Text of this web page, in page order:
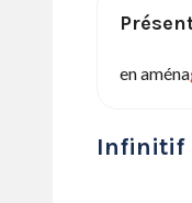
en aména
Infinitif